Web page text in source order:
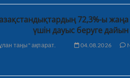
72,3%-ы
үшін дауыс беруге дайын
таңы" ақпарат. 04.08.2026